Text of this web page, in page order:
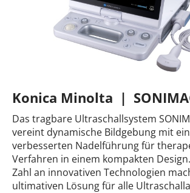
Konica Minolta |
Das tragbare Ultraschallsystem
vereint dynamische Bildgebung mit
verbesserten Nadelführung für
Verfahren in einem kompakten
Zahl an innovativen Technologien
ultimativen Lösung für alle